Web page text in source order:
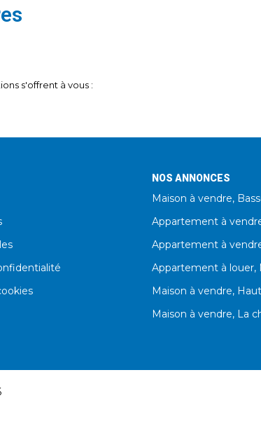
s'offrent à vous :
NOS ANNONCES
Maison à vendre,
Appartement à
Appartement à
Appartement à louer,
Maison à vendre,
Maison à vendre, La